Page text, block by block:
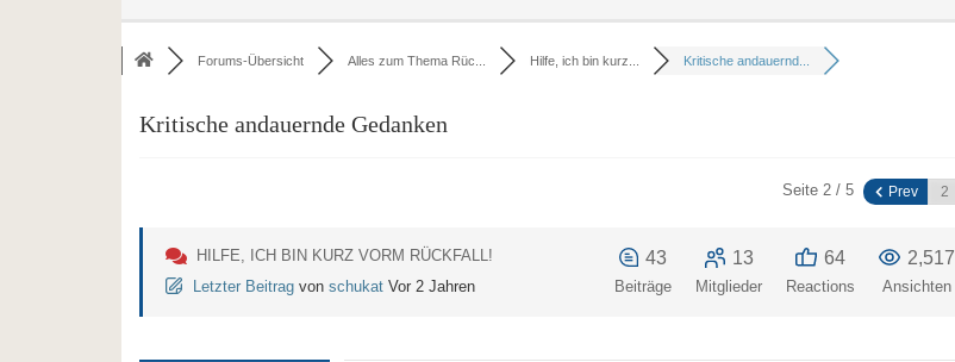
Forums-Übersicht Alles zum Thema Rüc... Hilfe, ich bin kurz... Kritische andauernd...
Kritische andauernde Gedanken
Seite 2 / 5 Prev
HILFE, ICH BIN KURZ VORM RÜCKFALL!
Letzter Beitrag von schukat Vor 2 Jahren
43
Beiträge
13
Mitglieder
64
Reactions
2,517
Ansichten